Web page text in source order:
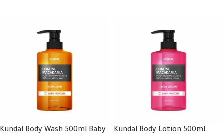
Kundal Body Wash 500ml Baby Kundal Body Lotion 500ml